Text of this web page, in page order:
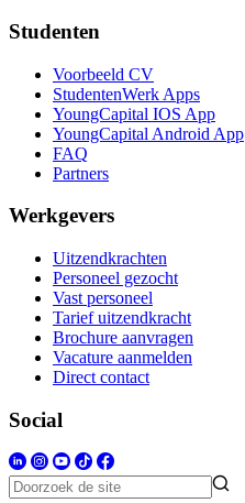
Studenten
Voorbeeld CV
StudentenWerk Apps
YoungCapital IOS App
YoungCapital Android App
FAQ
Partners
Werkgevers
Uitzendkrachten
Personeel gezocht
Vast personeel
Tarief uitzendkracht
Brochure aanvragen
Vacature aanmelden
Direct contact
Social